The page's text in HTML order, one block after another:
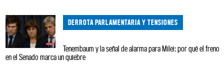
DERROTA PARLAMENTARIA Y TENSIONES
Tenembaum y la señal de alarma para Milei: por qué el freno
en el Senado marca un quiebre